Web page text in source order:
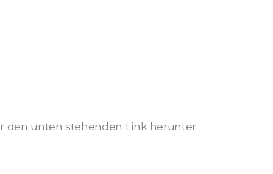
den unten stehenden Link herunter.